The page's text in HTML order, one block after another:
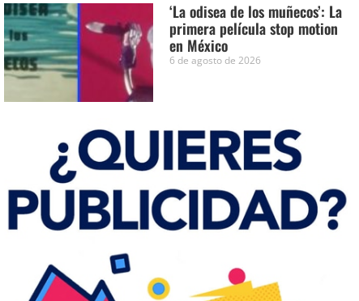
‘La odisea de los muñecos’: La
primera película stop motion
en México
6 de agosto de 2026